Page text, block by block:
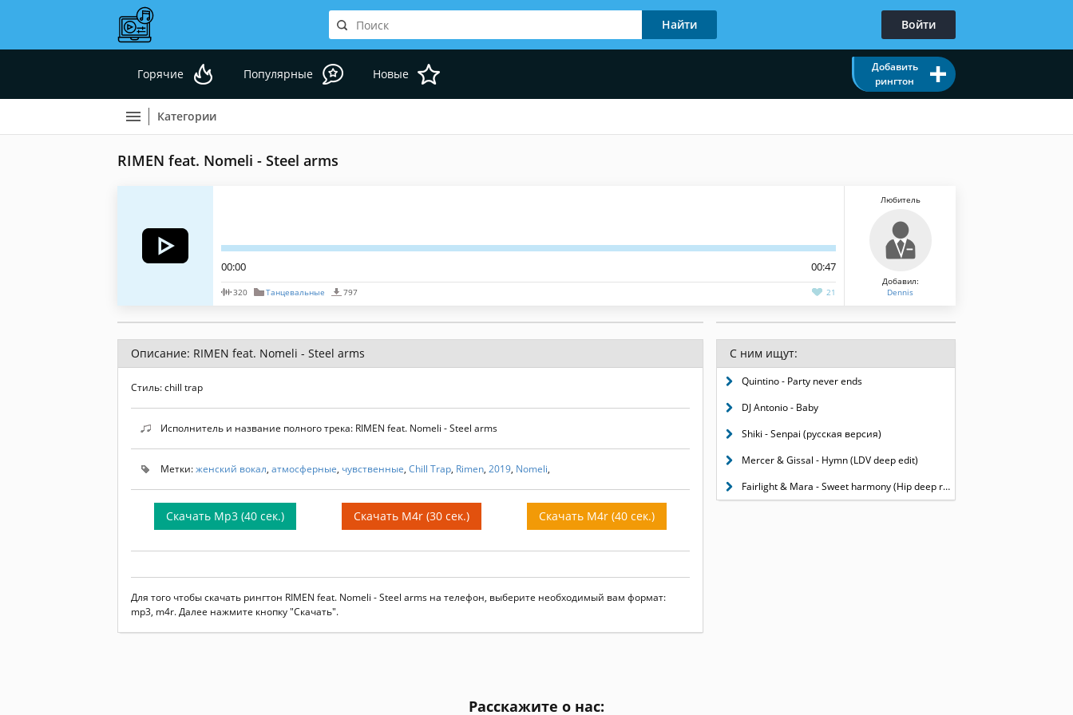
Войти
Горячие Популярные Новые
Добавить
рингтон
Категории
RIMEN feat. Nomeli - Steel arms
00:00 00:47
320 Танцевальные 797 21
Любитель
Добавил:
Dennis
Описание: RIMEN feat. Nomeli - Steel arms
Стиль: chill trap
Исполнитель и название полного трека: RIMEN feat. Nomeli - Steel arms
Метки:женский вокал, атмосферные, чувственные, Chill Trap, Rimen, 2019, Nomeli,
Скачать Mp3 (40 сек.) Скачать M4r (30 сек.) Скачать M4r (40 сек.)
Для того чтобы скачать рингтон RIMEN feat. Nomeli - Steel arms на телефон, выберите необходимый вам формат:
mp3, m4r. Далее нажмите кнопку "Скачать".
С ним ищут:
Quintino - Party never ends
DJ Antonio - Baby
Shiki - Senpai (русская версия)
Mercer & Gissal - Hymn (LDV deep edit)
Fairlight & Mara - Sweet harmony (Hip deep remix) (версия 2)
Расскажите о нас: